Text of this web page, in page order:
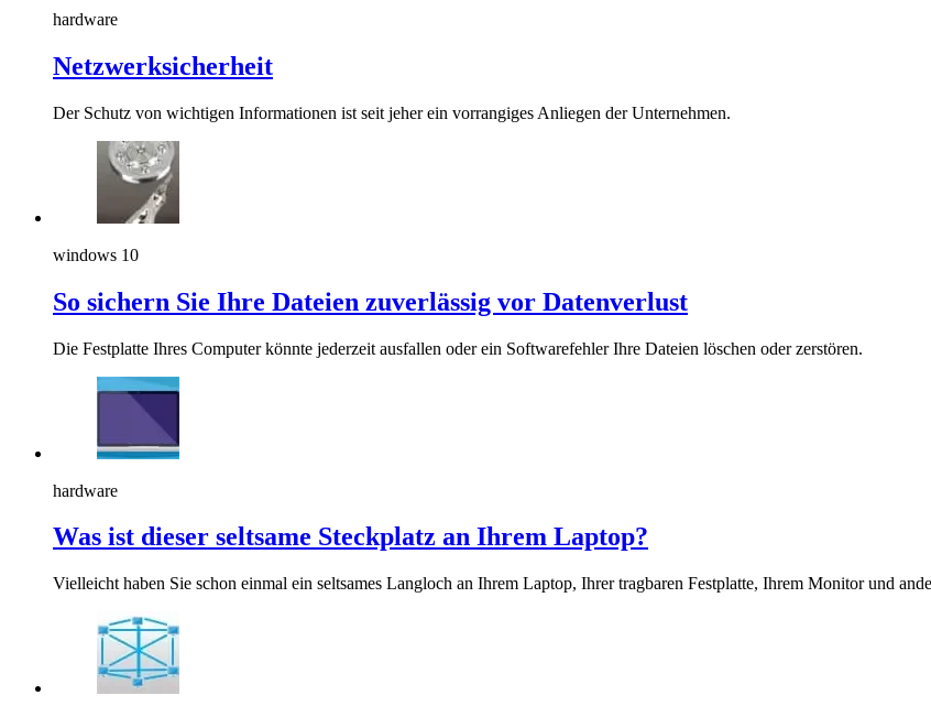
hardware
Netzwerksicherheit
Der Schutz von wichtigen Informationen ist seit jeher ein vorrangiges Anliegen der Unternehmen.
windows 10
So sichern Sie Ihre Dateien zuverlässig vor Datenverlust
Die Festplatte Ihres Computer könnte jederzeit ausfallen oder ein Softwarefehler Ihre Dateien löschen oder zerstören.
hardware
Was ist dieser seltsame Steckplatz an Ihrem Laptop?
Vielleicht haben Sie schon einmal ein seltsames Langloch an Ihrem Laptop, Ihrer tragbaren Festplatte, Ihrem Monitor und